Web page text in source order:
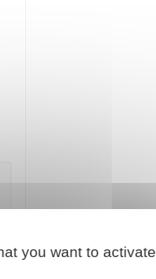
you want to activate